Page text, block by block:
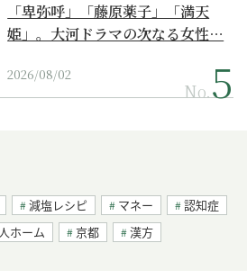
「卑弥呼」「藤原薬子」「満天
姫」。大河ドラマの次なる女性…
2026/08/02
No.
減塩レシピ マネー
認知症
ホーム 京都 漢方